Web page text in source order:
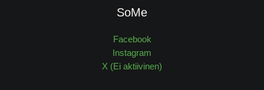
SoMe
Facebook
Instagram
X (Ei aktiivinen)